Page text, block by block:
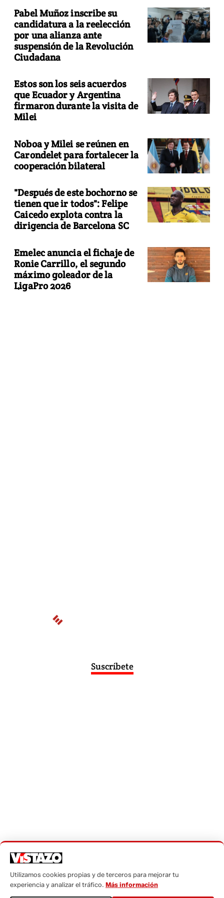
Pabel Muñoz inscribe su
candidatura a la reelección
por una alianza ante
suspensión de la Revolución
Ciudadana
Estos son los seis acuerdos
que Ecuador y Argentina
firmaron durante la visita de
Milei
Noboa y Milei se reúnen en
Carondelet para fortalecer la
cooperación bilateral
"Después de este bochorno se
tienen que ir todos": Felipe
Caicedo explota contra la
dirigencia de Barcelona SC
Emelec anuncia el fichaje de
Ronie Carrillo, el segundo
máximo goleador de la
LigaPro 2026
Suscríbete
Utilizamos cookies propias y de terceros para mejorar tu
experiencia y analizar el tráfico. Más información